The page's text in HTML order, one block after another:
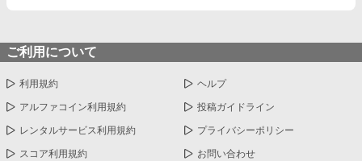
ご利用について
利用規約 ヘルプ
アルファコイン利用規約 投稿ガイドライン
レンタルサービス利用規約 プライバシーポリシー
スコア利用規約 お問い合わせ